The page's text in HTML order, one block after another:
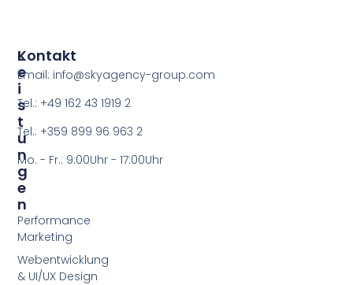
L
E
I
S
T
U
N
G
E
N
Performance
Marketing
Webentwicklung
& UI/UX Design
Kontakt
Email: info@skyagency-group.com
Tel.: +49 162 43 1919 2
Tel.: +359 899 96 963 2
Mo. - Fr.: 9:00Uhr - 17:00Uhr